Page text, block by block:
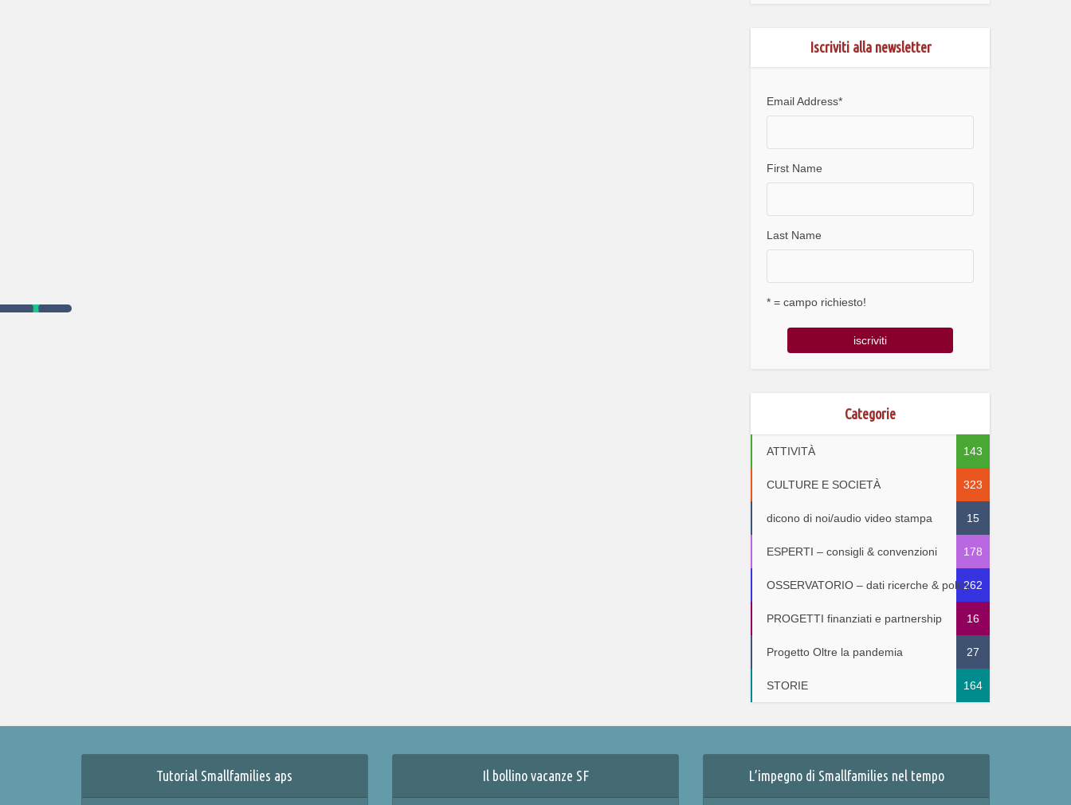
Iscriviti alla newsletter
Email Address*
First Name
Last Name
* = campo richiesto!
Categorie
ATTIVITÀ 143
CULTURE E SOCIETÀ 323
dicono di noi/audio video stampa 15
ESPERTI – consigli & convenzioni 178
OSSERVATORIO – dati ricerche & policy262
PROGETTI finanziati e partnership 16
Progetto Oltre la pandemia 27
STORIE 164
Tutorial Smallfamilies aps Il bollino vacanze SF L’impegno di Smallfamilies nel tempo